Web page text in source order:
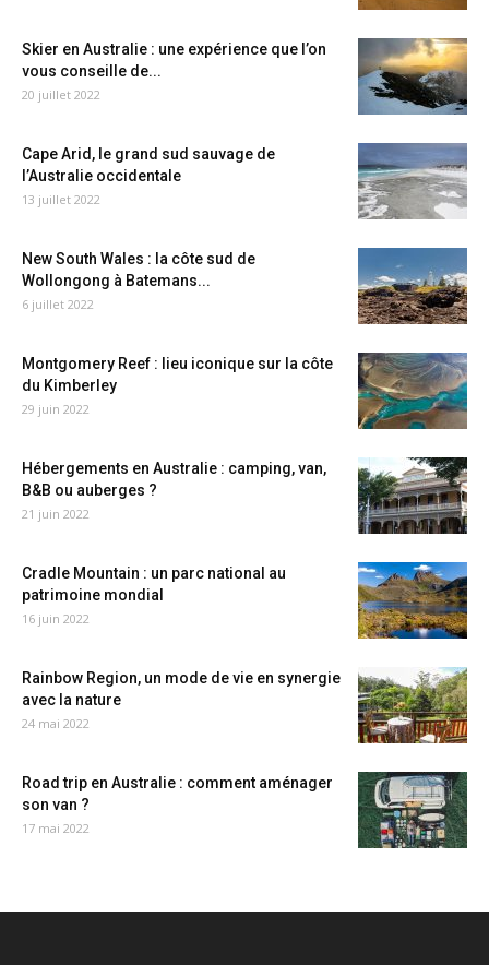
Skier en Australie : une expérience que l’on
vous conseille de...
20 juillet 2022
Cape Arid, le grand sud sauvage de
l’Australie occidentale
13 juillet 2022
New South Wales : la côte sud de
Wollongong à Batemans...
6 juillet 2022
Montgomery Reef : lieu iconique sur la côte
du Kimberley
29 juin 2022
Hébergements en Australie : camping, van,
B&B ou auberges ?
21 juin 2022
Cradle Mountain : un parc national au
patrimoine mondial
16 juin 2022
Rainbow Region, un mode de vie en synergie
avec la nature
24 mai 2022
Road trip en Australie : comment aménager
son van ?
17 mai 2022